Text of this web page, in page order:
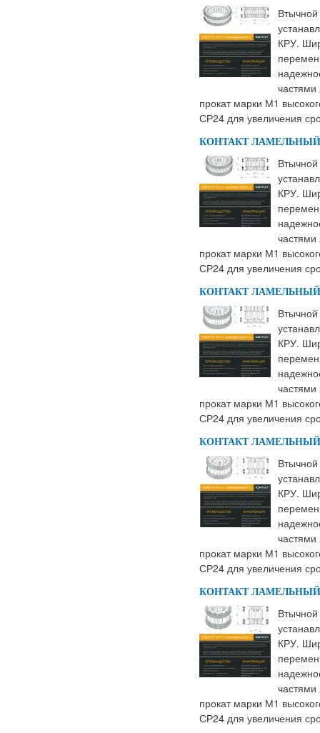
КРУ.
частями
прокат марки М1
СР24 для увеличения
КОНТАКТ ЛАМЕЛЬНЫЙ
КРУ.
частями
прокат марки М1
СР24 для увеличения
КОНТАКТ ЛАМЕЛЬНЫЙ
КРУ.
частями
прокат марки М1
СР24 для увеличения
КОНТАКТ ЛАМЕЛЬНЫЙ
КРУ.
частями
прокат марки М1
СР24 для увеличения
КОНТАКТ ЛАМЕЛЬНЫЙ
КРУ.
частями
прокат марки М1
СР24 для увеличения